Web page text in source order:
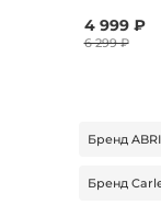
4 999 ₽
6 299 ₽
Бренд
Бренд